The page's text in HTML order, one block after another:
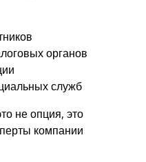
органов
служб
не опция, это
компании